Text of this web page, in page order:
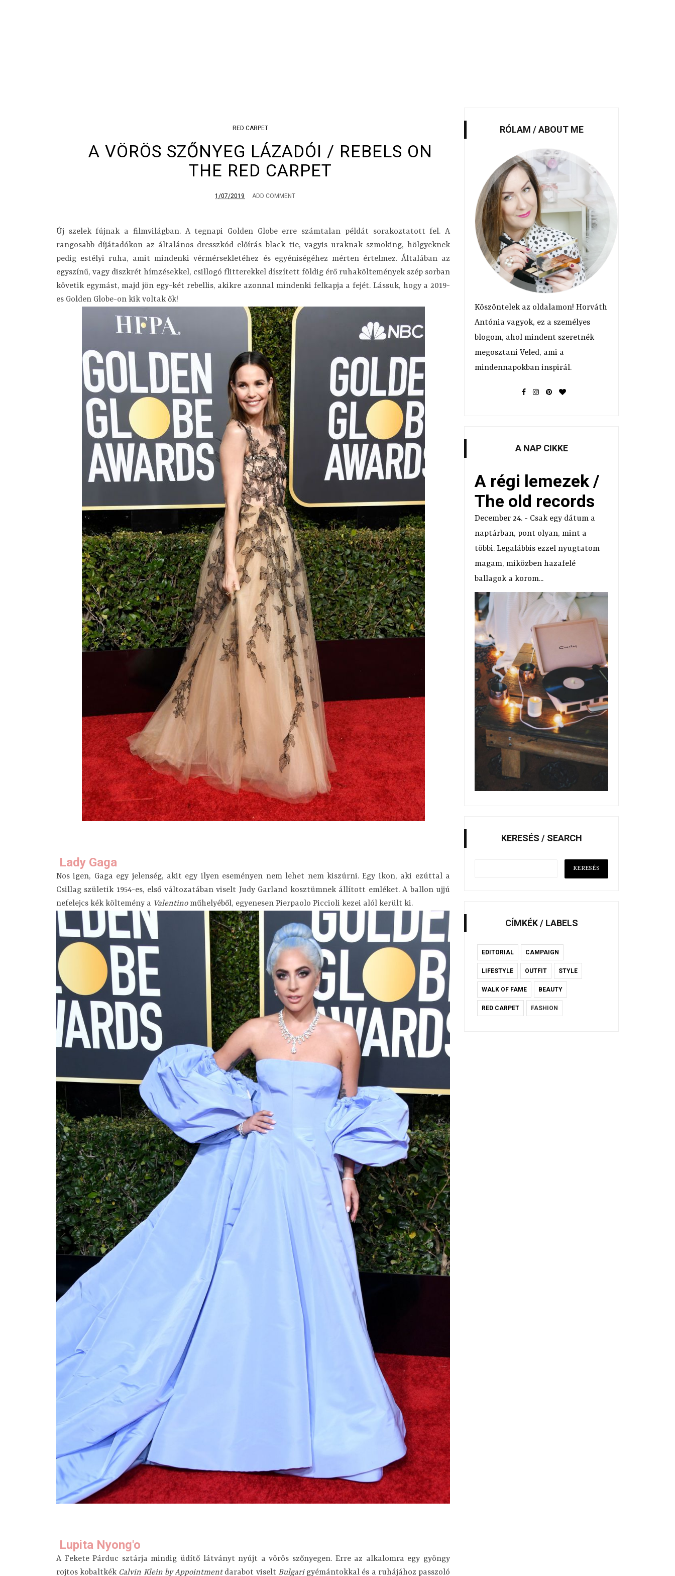
RED CARPET
A VÖRÖS SZŐNYEG LÁZADÓI / REBELS ON
THE RED CARPET
1/07/2019 ADD COMMENT
Új szelek fújnak a filmvilágban. A tegnapi Golden Globe erre számtalan példát sorakoztatott fel. A
rangosabb díjátadókon az általános dresszkód előírás black tie, vagyis uraknak szmoking, hölgyeknek
pedig estélyi ruha, amit mindenki vérmérsekletéhez és egyéniségéhez mérten értelmez. Általában az
egyszínű, vagy diszkrét hímzésekkel, csillogó flitterekkel díszített földig érő ruhaköltemények szép sorban
követik egymást, majd jön egy-két rebellis, akikre azonnal mindenki felkapja a fejét. Lássuk, hogy a 2019-
es Golden Globe-on kik voltak ők!
Lady Gaga
Nos igen, Gaga egy jelenség, akit egy ilyen eseményen nem lehet nem kiszúrni. Egy ikon, aki ezúttal a
Csillag születik 1954-es, első változatában viselt Judy Garland kosztümnek állított emléket. A ballon ujjú
nefelejcs kék költemény a Valentinoműhelyéből, egyenesen Pierpaolo Piccioli kezei alól került ki.
Lupita Nyong'o
A Fekete Párduc sztárja mindig üdítő látványt nyújt a vörös szőnyegen. Erre az alkalomra egy gyöngy
rojtos kobaltkék Calvin Klein by Appointmentdarabot viselt Bulgari gyémántokkal és a ruhájához passzoló
RÓLAM / ABOUT ME
Köszöntelek az oldalamon! Horváth
Antónia vagyok, ez a személyes
blogom, ahol mindent szeretnék
megosztani Veled, ami a
mindennapokban inspirál.
A NAP CIKKE
A régi lemezek /
The old records
December 24. - Csak egy dátum a
naptárban, pont olyan, mint a
többi. Legalábbis ezzel nyugtatom
magam, miközben hazafelé
ballagok a korom...
KERESÉS / SEARCH
CÍMKÉK / LABELS
EDITORIAL CAMPAIGN
LIFESTYLE OUTFIT STYLE
WALK OF FAME BEAUTY
RED CARPET FASHION